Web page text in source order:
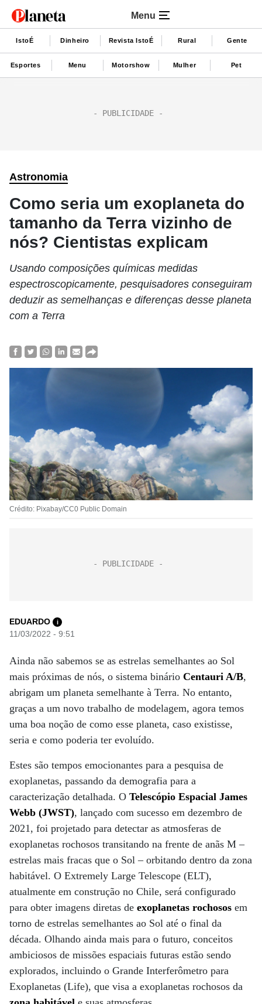
Menu
IstoÉ Dinheiro Revista IstoÉ Rural Gente
Esportes Menu Motorshow Mulher Pet
Astronomia
Como seria um exoplaneta do
tamanho da Terra vizinho de
nós? Cientistas explicam
Usando composições químicas medidas
espectroscopicamente, pesquisadores conseguiram
deduzir as semelhanças e diferenças desse planeta
com a Terra
Crédito: Pixabay/CC0 Public Domain
EDUARDO i
11/03/2022 - 9:51
Ainda não sabemos se as estrelas semelhantes ao Sol
mais próximas de nós, o sistema binário Centauri A/B,
abrigam um planeta semelhante à Terra. No entanto,
graças a um novo trabalho de modelagem, agora temos
uma boa noção de como esse planeta, caso existisse,
seria e como poderia ter evoluído.
Estes são tempos emocionantes para a pesquisa de
exoplanetas, passando da demografia para a
caracterização detalhada. O Telescópio Espacial James
Webb (JWST), lançado com sucesso em dezembro de
2021, foi projetado para detectar as atmosferas de
exoplanetas rochosos transitando na frente de anãs M –
estrelas mais fracas que o Sol – orbitando dentro da zona
habitável. O Extremely Large Telescope (ELT),
atualmente em construção no Chile, será configurado
para obter imagens diretas de exoplanetas rochosos em
torno de estrelas semelhantes ao Sol até o final da
década. Olhando ainda mais para o futuro, conceitos
ambiciosos de missões espaciais futuras estão sendo
explorados, incluindo o Grande Interferômetro para
Exoplanetas (Life), que visa a exoplanetas rochosos da